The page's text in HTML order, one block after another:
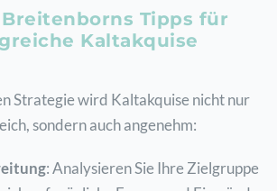
Tipps für
Kaltakquise
Strategie wird Kaltakquise nicht nur
sondern auch angenehm:
: Analysieren Sie Ihre Zielgruppe